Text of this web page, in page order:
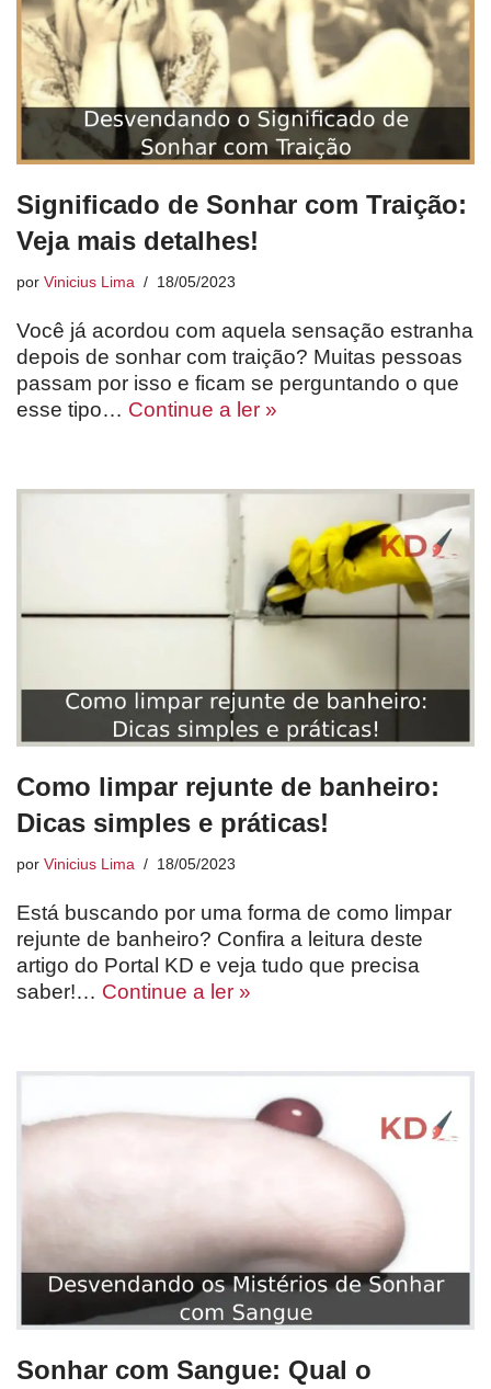
Significado de Sonhar com Traição:
Veja mais detalhes!
por Vinicius Lima 18/05/2023
Você já acordou com aquela sensação estranha
depois de sonhar com traição? Muitas pessoas
passam por isso e ficam se perguntando o que
esse tipo… Continue a ler »
Como limpar rejunte de banheiro:
Dicas simples e práticas!
por Vinicius Lima 18/05/2023
Está buscando por uma forma de como limpar
rejunte de banheiro? Confira a leitura deste
artigo do Portal KD e veja tudo que precisa
saber!… Continue a ler »
Sonhar com Sangue: Qual o